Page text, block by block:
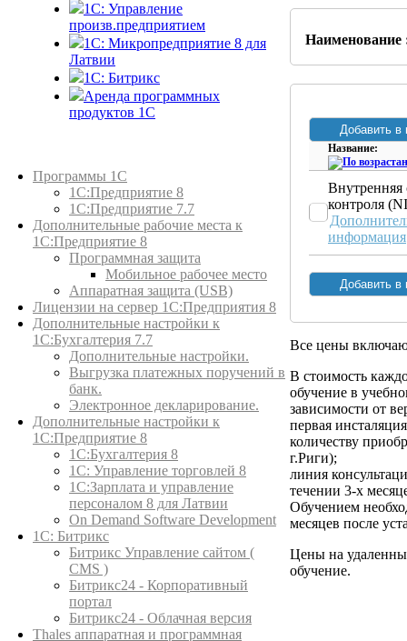
1C: Управление
произв.предприятием
1С: Микропредприятие 8 для
Латвии
1C: Битрикс
Аренда программных
продуктов 1С
Программы 1С
1С:Предприятие 8
1С:Предприятие 7.7
Дополнительные рабочие места к
1С:Предприятие 8
Программная защита
Мобильное рабочее место
Аппаратная защита (USB)
Лицензии на сервер 1С:Предприятия 8
Дополнительные настройки к
1С:Бухгалтерия 7.7
Дополнительные настройки.
Выгрузка платежных поручений в
банк.
Электронное декларирование.
Дополнительные настройки к
1С:Предприятие 8
1С:Бухгалтерия 8
1C: Управление торговлей 8
1С:Зарплата и управление
персоналом 8 для Латвии
On Demand Software Development
1С: Битрикс
Битрикс Управление сайтом (
CMS )
Битрикс24 - Корпоративный
портал
Битрикс24 - Облачная версия
Thales аппаратная и программная
Наименование
Название:
Внутренняя
контроля
информация
Все цены
В стоимость
обучение в
зависимости от
первая
количеству
г.Риги);
линия
течении 3-х
Обучением
месяцев после
Цены на
обучение.